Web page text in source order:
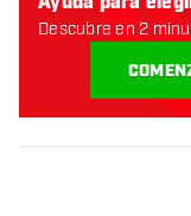
Descubre en 2